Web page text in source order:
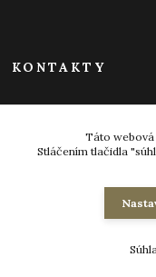
KONTAKTY
Táto webová
Stláčením tlačidla